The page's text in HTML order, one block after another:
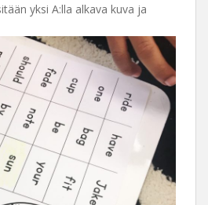
yksi A:lla alkava kuva ja